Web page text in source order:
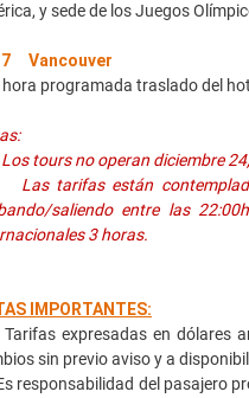
y sede de los Juegos
7 Vancouver
hora programada traslado del
Los tours no operan diciembre
Las tarifas están
saliendo entre las
3 horas.
IMPORTANTES:
expresadas en dólares
sin previo aviso y a
responsabilidad del pasajero